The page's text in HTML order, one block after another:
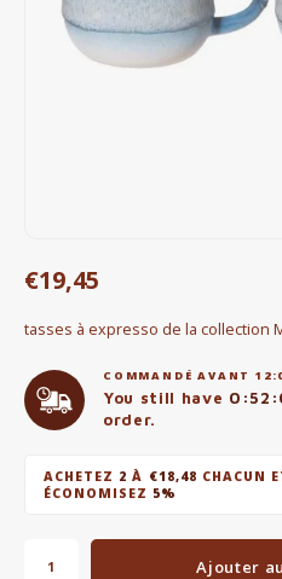
Bouilloires électriques
Outdoor accessoires
Happy stuff
€19,45
tasses à expresso de la collection
COMMANDÉ AVANT
You still have
order.
ACHETEZ 2 À €18,48 CHACUN
ÉCONOMISEZ 5%
Ajouter